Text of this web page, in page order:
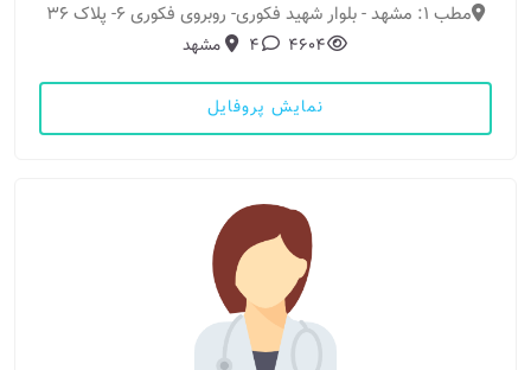
مطب 1: مشهد - بلوار شهید فکوری- روبروی فکوری 6- پلاک 36
4604
4 مشهد
نمایش پروفایل